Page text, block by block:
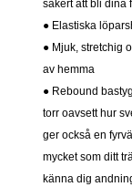
säkert att bli dina
● Elastiska
● Mjuk, stretchig
av hemma
● Rebound
torr oavsett hur
ger också en
mycket som ditt
känna dig